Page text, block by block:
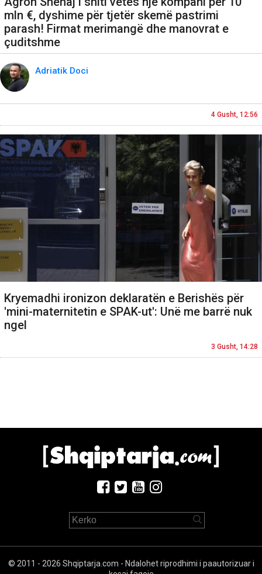
mln €, dyshime për tjetër skemë pastrimi
parash! Firmat merimangë dhe manovrat e
çuditshme
Adriatik Doci
4 Gusht, 12:56
Kryemadhi ironizon deklaratën e Berishës për
'mini-maternitetin e SPAK-ut': Unë me barrë nuk
ngel
3 Gusht, 14:28
© 2011 - 2026 Shqiptarja.com - Ndalohet riprodhimi i paautorizuar i